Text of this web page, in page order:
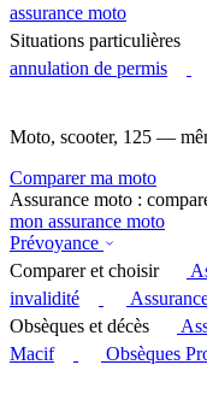
assurance moto
Situations particulières
annulation de permis
Moto, scooter, 125 —
Comparer ma moto
Assurance moto :
mon assurance moto
Prévoyance
Comparer et choisir
invalidité
Obsèques et décès
Macif
Obsèques